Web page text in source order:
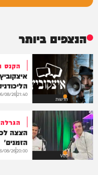
הנצפים ביותר
חדשות
הקנס
21:40
08/26
VOD
הזמנים'
20:00
08/26